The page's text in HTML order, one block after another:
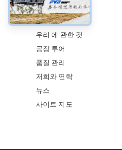
약
우리 에 관한 것
공장 투어
품질 관리
저희와 연락
뉴스
사이트 지도